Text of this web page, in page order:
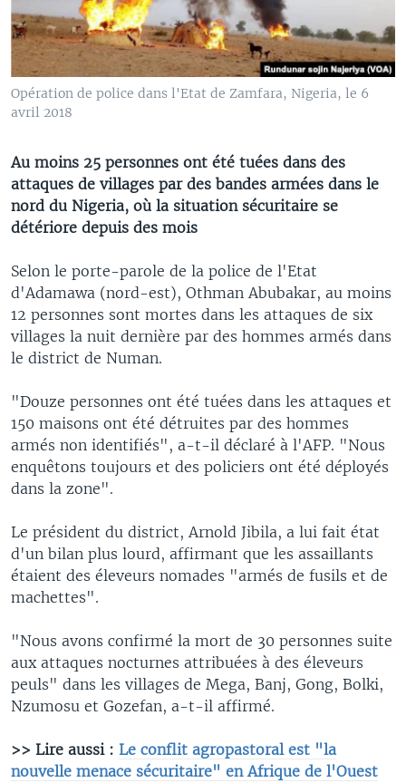
Opération de police dans l'Etat de Zamfara, Nigeria, le 6
avril 2018
Au moins 25 personnes ont été tuées dans des
attaques de villages par des bandes armées dans le
nord du Nigeria, où la situation sécuritaire se
détériore depuis des mois
Selon le porte-parole de la police de l'Etat
d'Adamawa (nord-est), Othman Abubakar, au moins
12 personnes sont mortes dans les attaques de six
villages la nuit dernière par des hommes armés dans
le district de Numan.
"Douze personnes ont été tuées dans les attaques et
150 maisons ont été détruites par des hommes
armés non identifiés", a-t-il déclaré à l'AFP. "Nous
enquêtons toujours et des policiers ont été déployés
dans la zone".
Le président du district, Arnold Jibila, a lui fait état
d'un bilan plus lourd, affirmant que les assaillants
étaient des éleveurs nomades "armés de fusils et de
machettes".
"Nous avons confirmé la mort de 30 personnes suite
aux attaques nocturnes attribuées à des éleveurs
peuls" dans les villages de Mega, Banj, Gong, Bolki,
Nzumosu et Gozefan, a-t-il affirmé.
>> Lire aussi : Le conflit agropastoral est "la
nouvelle menace sécuritaire" en Afrique de l'Ouest